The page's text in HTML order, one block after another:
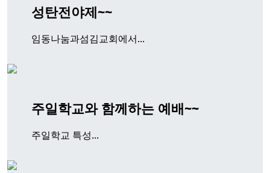
성탄전야제~~
임동나눔과섬김교회에서...
주일학교와 함께하는 예배~~
주일학교 특성...